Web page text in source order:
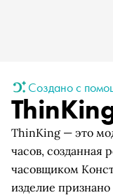
Создано с
ThinKing — это
часов, созданная
часовщиком
изделие